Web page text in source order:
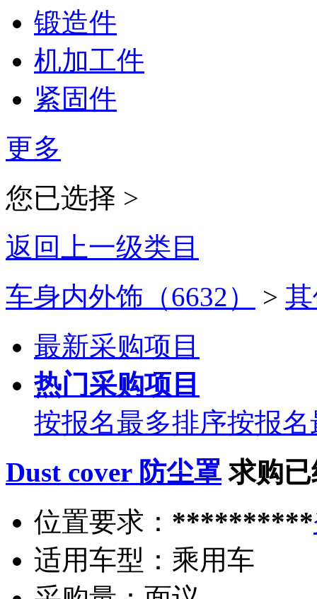
锻造件
机加工件
紧固件
更多
您已选择 >
返回上一级类目
车身内外饰（6632）
>
最新采购项目
热门采购项目
按报名最多排序按报
Dust cover 防尘罩 求购
位置要求： **********
适用车型： 乘用车